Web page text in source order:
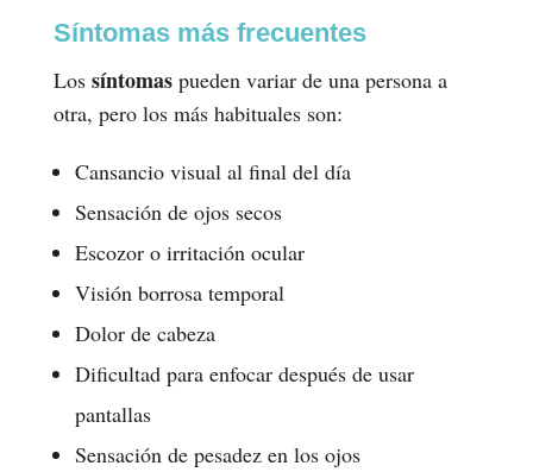
Síntomas más frecuentes
Los síntomas pueden variar de una persona a
otra, pero los más habituales son:
Cansancio visual al final del día
Sensación de ojos secos
Escozor o irritación ocular
Visión borrosa temporal
Dolor de cabeza
Dificultad para enfocar después de usar
pantallas
Sensación de pesadez en los ojos